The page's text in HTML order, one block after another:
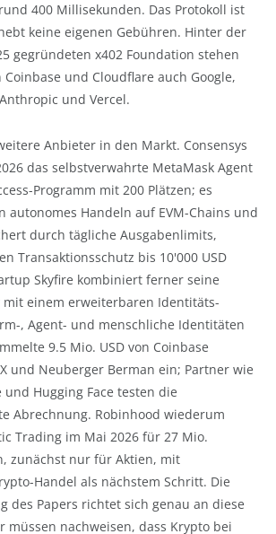
400 Millisekunden. Das Protokoll ist
keine eigenen Gebühren. Hinter der
gegründeten x402 Foundation stehen
und Cloudflare auch Google,
und Vercel.
Anbieter in den Markt. Consensys
das selbstverwahrte MetaMask Agent
Programm mit 200 Plätzen; es
autonomes Handeln auf EVM-Chains und
durch tägliche Ausgabenlimits,
Transaktionsschutz bis 10'000 USD
Skyfire kombiniert ferner seine
mit einem erweiterbaren Identitäts-
, Agent- und menschliche Identitäten
9.5 Mio. USD von Coinbase
und Neuberger Berman ein; Partner wie
Hugging Face testen die
Abrechnung. Robinhood wiederum
Trading im Mai 2026 für 27 Mio.
zunächst nur für Aktien, mit
Handel als nächstem Schritt. Die
des Papers richtet sich genau an diese
müssen nachweisen, dass Krypto bei